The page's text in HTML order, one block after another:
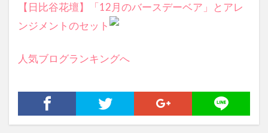
【日比谷花壇】「12月のバースデーベア」とアレ
ンジメントのセット
人気ブログランキングへ